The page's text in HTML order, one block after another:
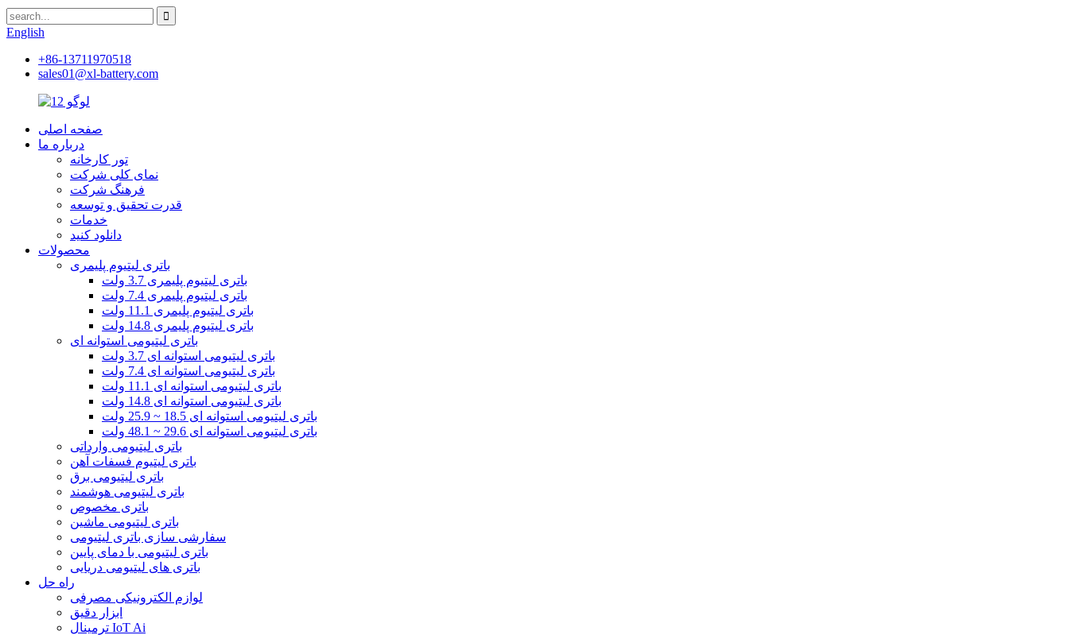
English
+86-13711970518
sales01@xl-battery.com
صفحه اصلی
درباره ما
تور کارخانه
نمای کلی شرکت
فرهنگ شرکت
قدرت تحقیق و توسعه
خدمات
دانلود کنید
محصولات
باتری لیتیوم پلیمری
باتری لیتیوم پلیمری 3.7 ولت
باتری لیتیوم پلیمری 7.4 ولت
باتری لیتیوم پلیمری 11.1 ولت
باتری لیتیوم پلیمری 14.8 ولت
باتری لیتیومی استوانه ای
باتری لیتیومی استوانه ای 3.7 ولت
باتری لیتیومی استوانه ای 7.4 ولت
باتری لیتیومی استوانه ای 11.1 ولت
باتری لیتیومی استوانه ای 14.8 ولت
باتری لیتیومی استوانه ای 18.5 ~ 25.9 ولت
باتری لیتیومی استوانه ای 29.6 ~ 48.1 ولت
باتری لیتیومی وارداتی
باتری لیتیوم فسفات آهن
باتری لیتیومی برق
باتری لیتیومی هوشمند
باتری مخصوص
باتری لیتیومی ماشین
سفارشی سازی باتری لیتیومی
باتری لیتیومی با دمای پایین
باتری های لیتیومی دریایی
راه حل
لوازم الکترونیکی مصرفی
ابزار دقیق
ترمینال IoT Ai